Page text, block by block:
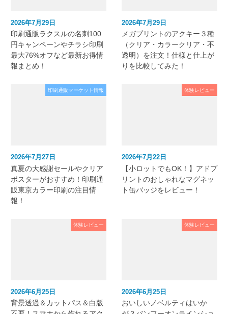
2026年7月29日
印刷通販ラクスルの名刺100
円キャンペーンやチラシ印刷
最大76%オフなど最新お得情
報まとめ！
2026年7月29日
メガプリントのアクキー３種
（クリア・カラークリア・不
透明）を注文！仕様と仕上が
りを比較してみた！
印刷通販マーケット情報
2026年7月27日
真夏の大感謝セールやクリア
ポスターがおすすめ！印刷通
販東京カラー印刷の注目情
報！
体験レビュー
2026年7月22日
【小ロットでもOK！】アドプ
リントのおしゃれなマグネッ
ト缶バッジをレビュー！
体験レビュー
2026年6月25日
背景透過＆カットパス＆白版
体験レビュー
2026年6月25日
おいしいノベルティはいか